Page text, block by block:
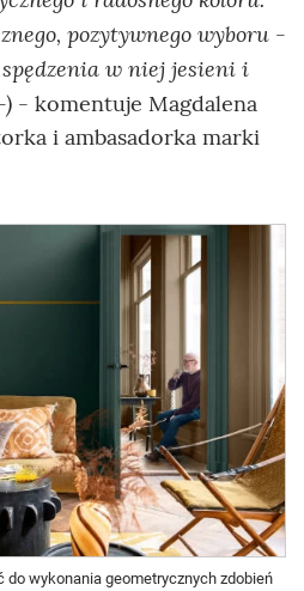
pozytywnego wyboru -
w niej jesieni i
- komentuje Magdalena
i ambasadorka marki
do wykonania geometrycznych zdobień